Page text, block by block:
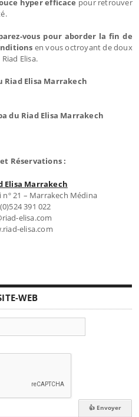
hyper efficace pour retrouver
vous pour aborder la fin de
en vous octroyant de doux
Elisa.
Riad Elisa Marrakech
du Riad Elisa Marrakech
Réservations :
Elisa Marrakech
nº 21 – Marrakech Médina
391 022
elisa.com
elisa.com
WEB